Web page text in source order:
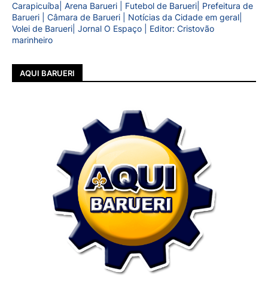
Carapicuíba| Arena Barueri | Futebol de Barueri| Prefeitura de
Barueri | Câmara de Barueri | Notícias da Cidade em geral|
Volei de Barueri| Jornal O Espaço | Editor: Cristovão
marinheiro
AQUI BARUERI